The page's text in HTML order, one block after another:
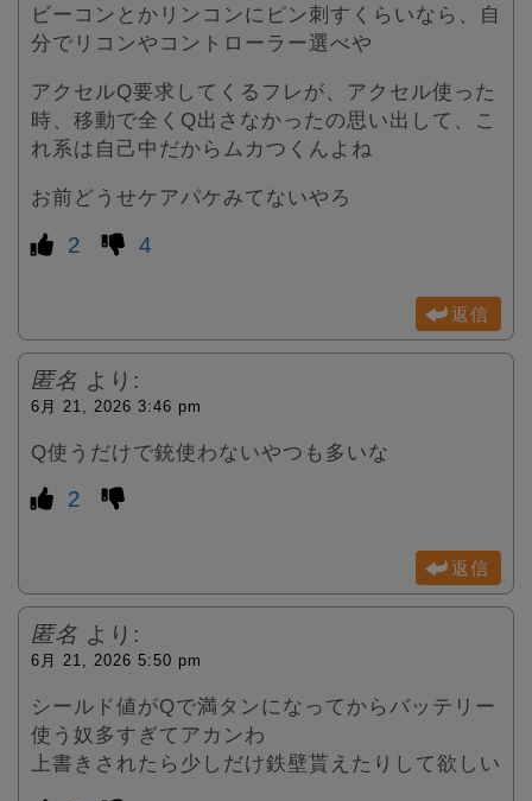
ビーコンとかリンコンにピン刺すくらいなら、自
分でリコンやコントローラー選べや
アクセルQ要求してくるフレが、アクセル使った
時、移動で全くQ出さなかったの思い出して、こ
れ系は自己中だからムカつくんよね
お前どうせケアパケみてないやろ
2 4
返信
匿名 より:
6月 21, 2026 3:46 pm
Q使うだけで銃使わないやつも多いな
2
返信
匿名 より:
6月 21, 2026 5:50 pm
シールド値がQで満タンになってからバッテリー
使う奴多すぎてアカンわ
上書きされたら少しだけ鉄壁貰えたりして欲しい